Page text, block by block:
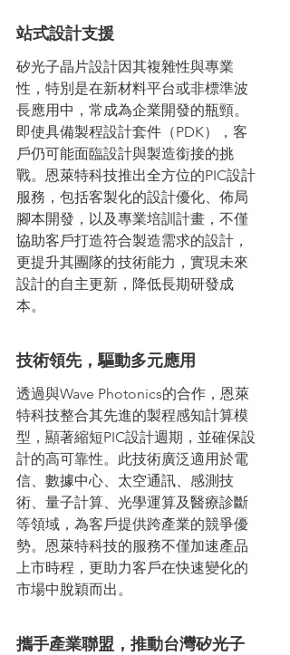
站式設計支援
矽光子晶片設計因其複雜性與專業
性，特別是在新材料平台或非標準波
長應用中，常成為企業開發的瓶頸。
即使具備製程設計套件（PDK），客
戶仍可能面臨設計與製造銜接的挑
戰。恩萊特科技推出全方位的PIC設計
服務，包括客製化的設計優化、佈局
腳本開發，以及專業培訓計畫，不僅
協助客戶打造符合製造需求的設計，
更提升其團隊的技術能力，實現未來
設計的自主更新，降低長期研發成
本。​
技術領先，驅動多元應用
透過與Wave Photonics的合作，恩萊
特科技整合其先進的製程感知計算模
型，顯著縮短PIC設計週期，並確保設
計的高可靠性。此技術廣泛適用於電
信、數據中心、太空通訊、感測技
術、量子計算、光學運算及醫療診斷
等領域，為客戶提供跨產業的競爭優
勢。恩萊特科技的服務不僅加速產品
上市時程，更助力客戶在快速變化的
市場中脫穎而出。
攜手產業聯盟，推動台灣矽光子